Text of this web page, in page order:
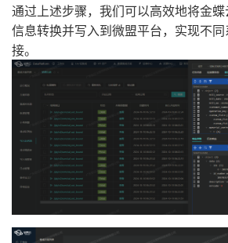
通过上述步骤，我们可以高效地将金
信息转换并写入到微盟平台，实现不
接。